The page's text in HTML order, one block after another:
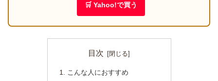
🛒 Yahoo!で買う
目次
こんな人におすすめ